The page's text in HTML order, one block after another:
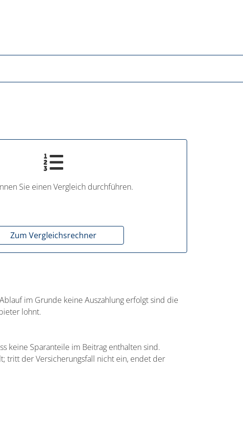
Sie einen Vergleich durchführen.
Zum Vergleichsrechner
im Grunde keine Auszahlung erfolgt sind die
lohnt.
keine Sparanteile im Beitrag enthalten sind.
tritt der Versicherungsfall nicht ein, endet der